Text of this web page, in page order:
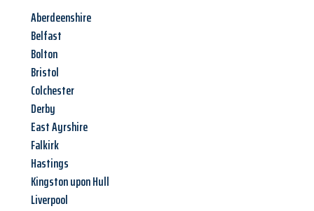
Aberdeenshire
Belfast
Bolton
Bristol
Colchester
Derby
East Ayrshire
Falkirk
Hastings
Kingston upon Hull
Liverpool